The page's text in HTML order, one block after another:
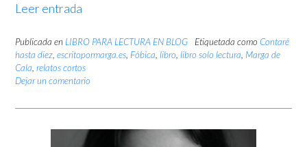
Leer entrada
Publicada en LIBRO PARA LECTURA EN BLOG Etiquetada como Contaré
hasta diez escritopormarga.es Fóbica libro libro solo lectura Marga de
Cala relatos cortos
Dejar un comentario